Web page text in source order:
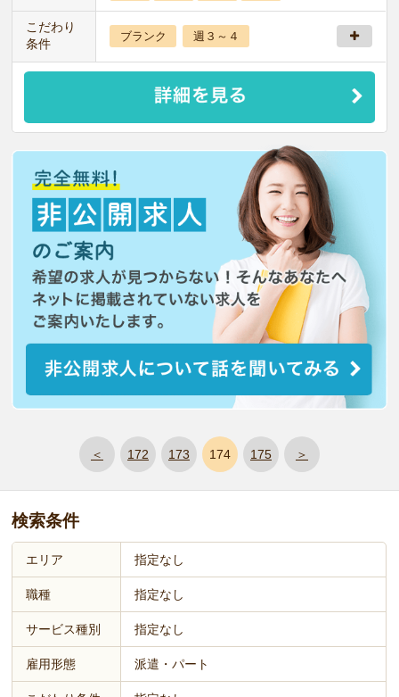
こだわり
条件
ブランク 週３～４
＜ 172 173 174 175 ＞
検索条件
エリア 指定なし
職種 指定なし
サービス種別 指定なし
雇用形態 派遣・パート